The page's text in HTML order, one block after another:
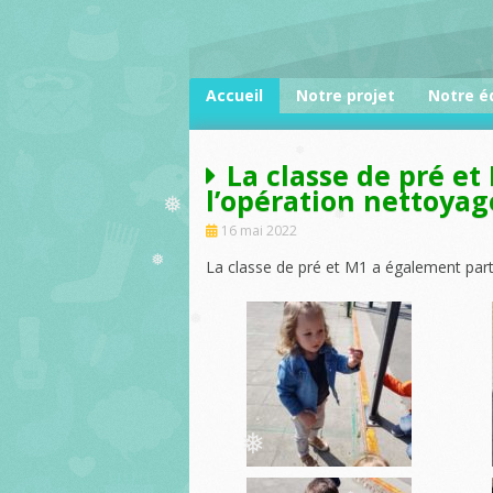
❅
❅
Accueil
Notre projet Notre
La classe de pré
l’opération
16 mai 2022
La classe de pré et M1 a également